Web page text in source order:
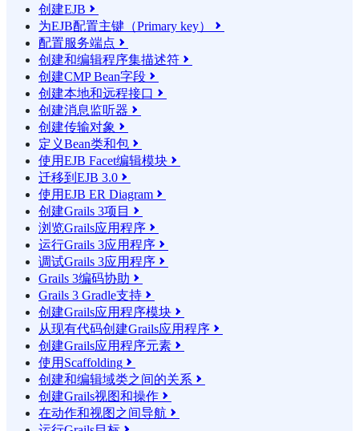
创建EJB 
为EJB配置主键（Primary key） 
配置服务端点 
创建和编辑程序集描述符 
创建CMP Bean字段 
创建本地和远程接口 
创建消息监听器 
创建传输对象 
定义Bean类和包 
使用EJB Facet编辑模块 
迁移到EJB 3.0 
使用EJB ER Diagram 
创建Grails 3项目 
浏览Grails应用程序 
运行Grails 3应用程序 
调试Grails 3应用程序 
Grails 3编码协助 
Grails 3 Gradle支持 
创建Grails应用程序模块 
从现有代码创建Grails应用程序 
创建Grails应用程序元素 
使用Scaffolding 
创建和编辑域类之间的关系 
创建Grails视图和操作 
在动作和视图之间导航 